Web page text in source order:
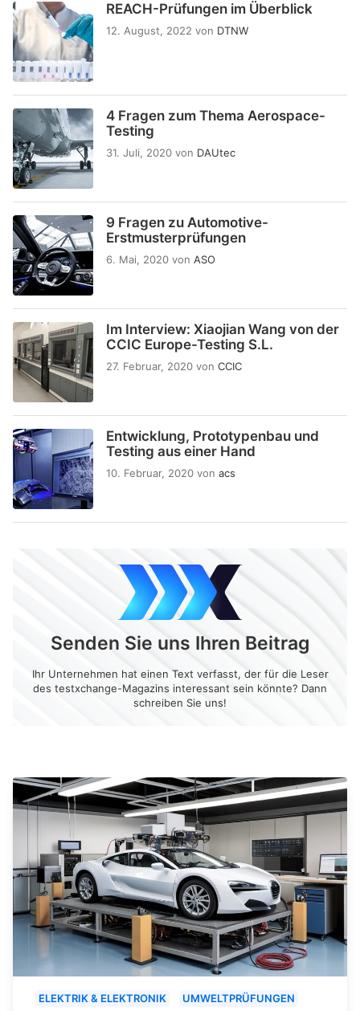
REACH-Prüfungen im Überblick
12. August, 2022 von DTNW
4 Fragen zum Thema Aerospace-
Testing
31. Juli, 2020 von DAUtec
9 Fragen zu Automotive-
Erstmusterprüfungen
6. Mai, 2020 von ASO
Im Interview: Xiaojian Wang von der
CCIC Europe-Testing S.L.
27. Februar, 2020 von CCIC
Entwicklung, Prototypenbau und
Testing aus einer Hand
10. Februar, 2020 von acs
Senden Sie uns Ihren Beitrag
Ihr Unternehmen hat einen Text verfasst, der für die Leser
des testxchange-Magazins interessant sein könnte? Dann
schreiben Sie uns!
ELEKTRIK & ELEKTRONIK
UMWELTPRÜFUNGEN